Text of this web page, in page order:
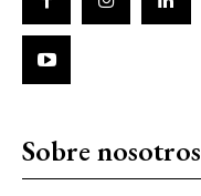
Sobre nosotros